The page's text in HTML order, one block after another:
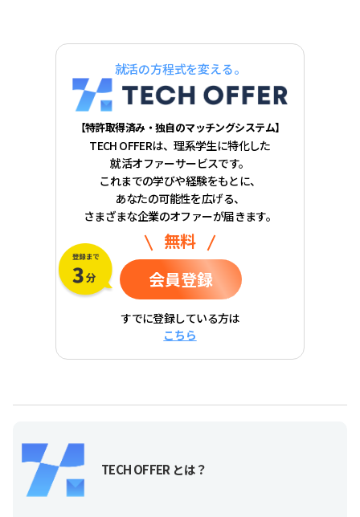
就活の方程式を変える。
【特許取得済み・独自のマッチングシステム】
TECH OFFERは、理系学生に特化した
就活オファーサービスです。
これまでの学びや経験をもとに、
あなたの可能性を広げる、
さまざまな企業のオファーが届きます。
無料
会員登録
すでに登録している方は
こちら
TECH OFFER とは？